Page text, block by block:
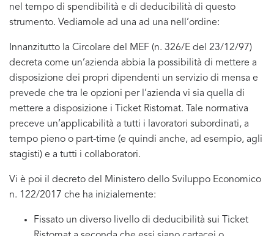
nel tempo di spendibilità e di deducibilità di questo
strumento. Vediamole ad una ad una nell’ordine:
Innanzitutto la Circolare del MEF (n. 326/E del 23/12/97)
decreta come un’azienda abbia la possibilità di mettere a
disposizione dei propri dipendenti un servizio di mensa e
prevede che tra le opzioni per l’azienda vi sia quella di
mettere a disposizione i Ticket Ristomat. Tale normativa
preceve un’applicabilità a tutti i lavoratori subordinati, a
tempo pieno o part-time (e quindi anche, ad esempio, agli
stagisti) e a tutti i collaboratori.
Vi è poi il decreto del Ministero dello Sviluppo Economico
n. 122/2017 che ha inizialemente:
Fissato un diverso livello di deducibilità sui Ticket